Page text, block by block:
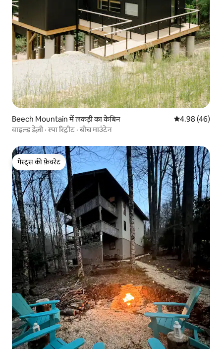
Beech Mountain में लकड़ी का केबिन औसत रेटिंग 5 में
4.98 (46)
वाइल्ड डेज़ी · स्पा रिट्रीट · बीच माउंटेन
गेस्ट्स की फ़ेवरेट
गेस्ट्स की फ़ेवरेट